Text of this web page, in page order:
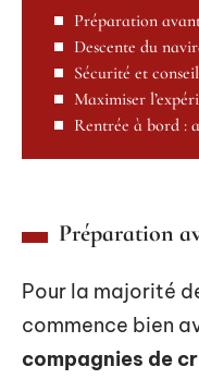
Préparation avant
Descente du
Sécurité et
Maximiser
Rentrée à bord :
Préparation
Pour la majorité
commence bien
compagnies de